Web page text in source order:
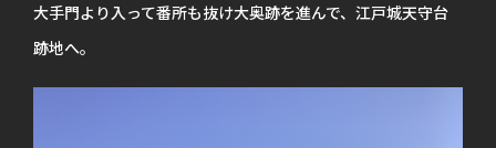
大手門より入って番所も抜け大奥跡を進んで、江戸城天守台
跡地へ。